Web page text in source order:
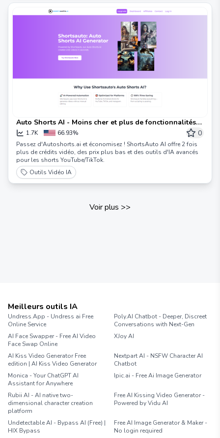
Auto Shorts AI - Moins cher et plus de fonctionnalités
que Autoshorts.ai | ShortsAuto
1.7K 66.93% 0
Passez d'Autoshorts.ai et économisez ! ShortsAuto AI offre 2 fois
plus de crédits vidéo, des prix plus bas et des outils d'IA avancés
pour les shorts YouTube/TikTok.
Outils Vidéo IA
Voir plus >>
Meilleurs outils IA
Undress.App - Undress ai Free
Online Service
Poly.AI Chatbot - Deeper, Discreet
Conversations with Next-Gen
AI Face Swapper - Free AI Video
Face Swap Online
XJoy AI
AI Kiss Video Generator Free
edition | AI Kiss Video Generator
Nextpart AI - NSFW Character AI
Chatbot
Monica - Your ChatGPT AI
Assistant for Anywhere
Ipic.ai - Free Ai Image Generator
Rubii AI - AI native two-
dimensional character creation
platform
Free AI Kissing Video Generator -
Powered by Vidu AI
Undetectable AI - Bypass AI (Free) |
HIX Bypass
Free AI Image Generator & Maker -
No login required